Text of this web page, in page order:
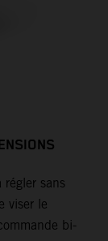
sans
viser le
bi-